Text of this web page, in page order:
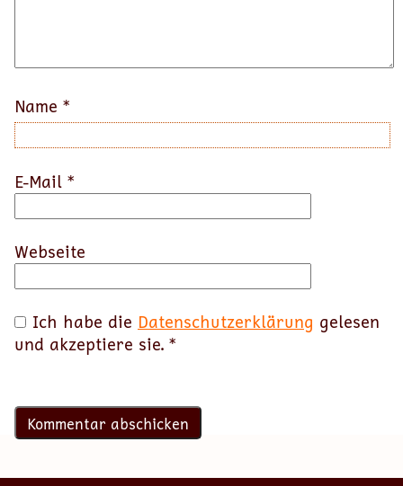
Name *
E-Mail *
Webseite
Ich habe die Datenschutzerklärung gelesen
und akzeptiere sie. *